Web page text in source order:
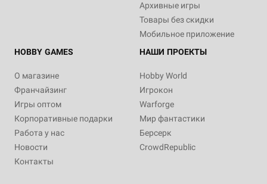
Архивные игры
Товары без скидки
Мобильное приложение
HOBBY GAMES
О магазине
Франчайзинг
Игры оптом
Корпоративные подарки
Работа у нас
Новости
Контакты
НАШИ ПРОЕКТЫ
Hobby World
Игрокон
Warforge
Мир фантастики
Берсерк
CrowdRepublic